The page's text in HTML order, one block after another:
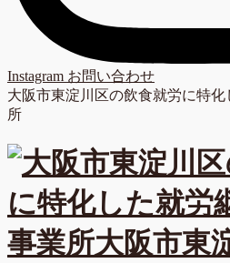
Instagram お問い合わせ
大阪市東淀川区の飲食就労に特
所